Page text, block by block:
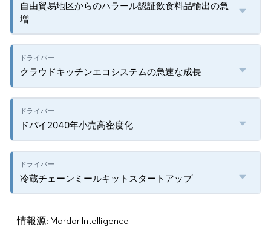
自由貿易地区からのハラール認証飲食料品輸出の急
増
クラウドキッチンエコシステムの急速な成長
ドバイ2040年小売高密度化
冷蔵チェーンミールキットスタートアップ
情報源: Mordor Intelligence